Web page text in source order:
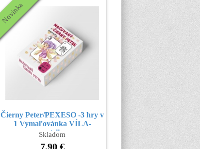
Novinka
Čierny Peter/PEXESO -3 hry v
1 Vymaľovánka VÍLA-
pastelky
Skladom
7,90 €